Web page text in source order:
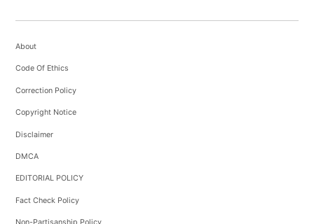
About
Code Of Ethics
Correction Policy
Copyright Notice
Disclaimer
DMCA
EDITORIAL POLICY
Fact Check Policy